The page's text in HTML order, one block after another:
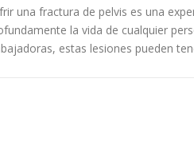
una fractura de pelvis es una
la vida de cualquier
estas lesiones pueden